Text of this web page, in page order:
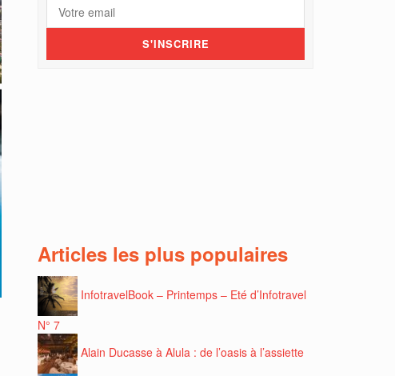
Articles les plus populaires
InfotravelBook – Printemps – Eté d’Infotravel
N° 7
Alain Ducasse à Alula : de l’oasis à l’assiette